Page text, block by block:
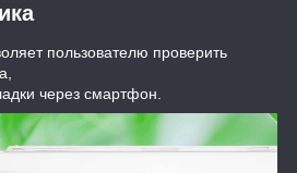
пользователю проверить
через смартфон.